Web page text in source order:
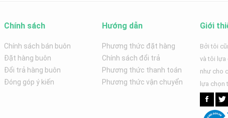
Chính sách
Chính sách bán buôn
Đặt hàng buôn
Đổi trả hàng buôn
Đóng góp ý kiến
Hướng dẫn
Phương thức đặt hàng
Chính sách đổi trả
Phương thức thanh toán
Phương thức vận chuyển
Giới
Bởi tôi
và tôi lựa
như cho
lựa chọn